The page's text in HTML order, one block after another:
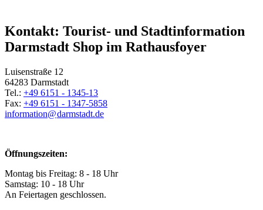
Kontakt: Tourist- und Stadtinformation
Darmstadt Shop im Rathausfoyer
Luisenstraße 12
64283 Darmstadt
Tel.: +49 6151 - 1345-13
Fax: +49 6151 - 1347-5858
information@darmstadt.de
Öffnungszeiten:
Montag bis Freitag: 8 - 18 Uhr
Samstag: 10 - 18 Uhr
An Feiertagen geschlossen.